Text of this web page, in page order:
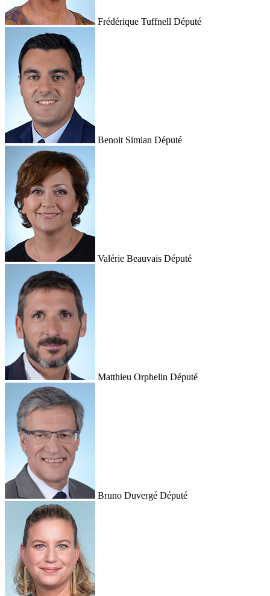
Frédérique Tuffnell Député
Benoit Simian Député
Valérie Beauvais Député
Matthieu Orphelin Député
Bruno Duvergé Député